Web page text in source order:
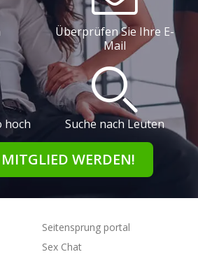
Überprüfen Sie Ihre E-
Mail
hoch Suche nach Leuten
WERDEN!
Seitensprung portal
Sex Chat